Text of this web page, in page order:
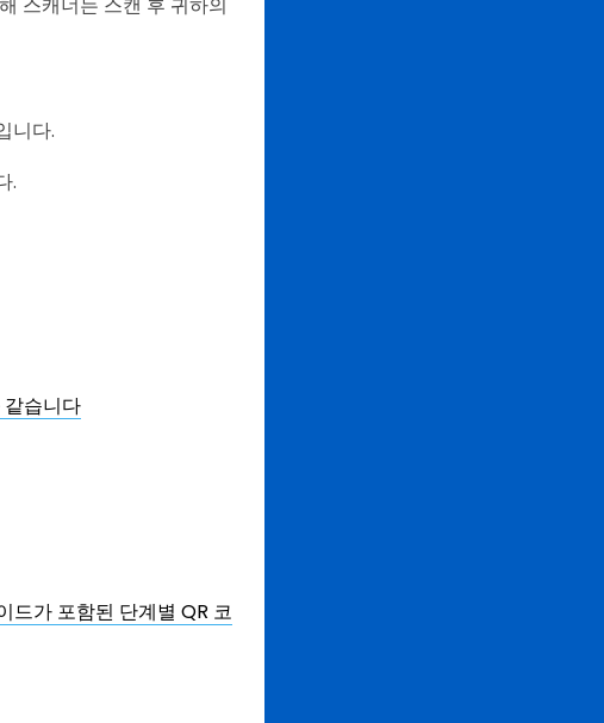
스캐너는 스캔 후 귀하의
니다.
.
습니다
드가 포함된 단계별 QR 코